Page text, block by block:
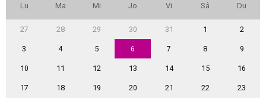
Lu Ma Mi Jo Vi Sâ Du
27 28 29 30 31 1 2
3 4 5 6 7 8 9
10 11 12 13 14 15 16
17 18 19 20 21 22 23